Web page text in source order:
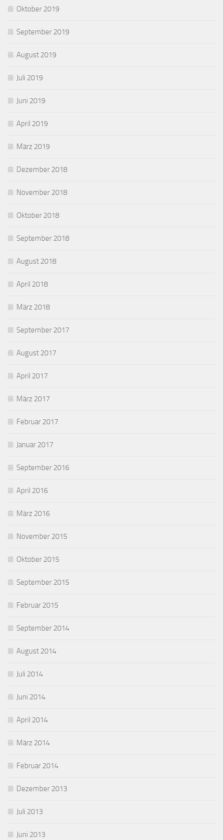
Oktober 2019
September 2019
August 2019
Juli 2019
Juni 2019
April 2019
März 2019
Dezember 2018
November 2018
Oktober 2018
September 2018
August 2018
April 2018
März 2018
September 2017
August 2017
April 2017
März 2017
Februar 2017
Januar 2017
September 2016
April 2016
März 2016
November 2015
Oktober 2015
September 2015
Februar 2015
September 2014
August 2014
Juli 2014
Juni 2014
April 2014
März 2014
Februar 2014
Dezember 2013
Juli 2013
Juni 2013